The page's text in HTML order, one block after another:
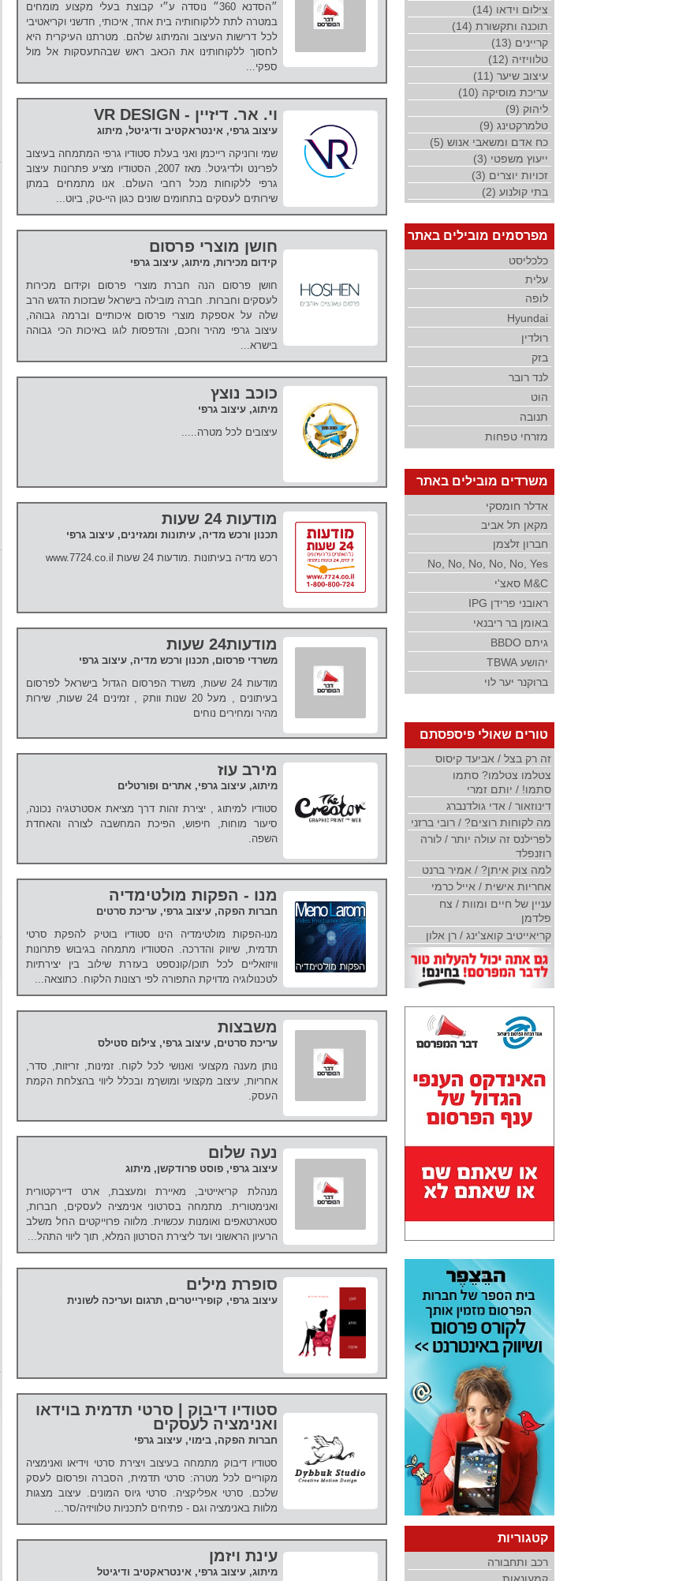
״הסדנא 360״ נוסדה ע״י קבוצת בעלי מקצוע מומחים
במטרה לתת ללקוחותיה בית אחד, איכותי, חדשני וקריאטיבי
לכל דרישות העיצוב והמיתוג שלהם. מטרתנו העיקרית היא
לחסוך ללקוחותינו את הכאב ראש שבהתעסקות אל מול
ספקי...
וי. אר. דיזיין - VR DESIGN
עיצוב גרפי, אינטראקטיב ודיגיטל, מיתוג
שמי ורוניקה רייכמן ואני בעלת סטודיו גרפי המתמחה בעיצוב
לפרינט ולדיגיטל. מאז 2007, הסטודיו מציע פתרונות עיצוב
גרפי ללקוחות מכל רחבי העולם. אנו מתמחים במתן
שירותים לעסקים בתחומים שונים כגון היי-טק, ביוט...
חושן מוצרי פרסום
קידום מכירות, מיתוג, עיצוב גרפי
חושן פרסום הנה חברת מוצרי פרסום וקידום מכירות
לעסקים וחברות. חברה מובילה בישראל שבזכות הדגש הרב
שלה על אספקת מוצרי פרסום איכותיים וברמה גבוהה,
עיצוב גרפי מהיר וחכם, והדפסות לוגו באיכות הכי גבוהה
בישרא...
כוכב נוצץ
מיתוג, עיצוב גרפי
עיצובים לכל מטרה.....
מודעות 24 שעות
תכנון ורכש מדיה, עיתונות ומגזינים, עיצוב גרפי
רכש מדיה בעיתונות .מודעות 24 שעות www.7724.co.il
מודעות24 שעות
משרדי פרסום, תכנון ורכש מדיה, עיצוב גרפי
מודעות 24 שעות, משרד הפרסום הגדול בישראל לפרסום
בעיתונים , מעל 20 שנות וותק , זמינים 24 שעות, שירות
מהיר ומחירים נוחים
מירב עוז
מיתוג, עיצוב גרפי, אתרים ופורטלים
סטודיו למיתוג , יצירת זהות דרך מציאת אסטרטגיה נכונה,
סיעור מוחות, חיפוש, הפיכת המחשבה לצורה והאחדת
השפה.
מנו - הפקות מולטימדיה
חברות הפקה, עיצוב גרפי, עריכת סרטים
מנו-הפקות מולטימדיה הינו סטודיו בוטיק להפקת סרטי
תדמית, שיווק והדרכה. הסטודיו מתמחה בגיבוש פתרונות
וויזואליים לכל תוכן/קונספט בעזרת שילוב בין יצירתיות
לטכנולוגיה מדויקת התפורה לפי רצונות הלקוח. כתוצאה...
משבצות
עריכת סרטים, עיצוב גרפי, צילום סטילס
נותן מענה מקצועי ואנושי לכל לקוח. זמינות, זריזות, סדר,
אחריות, עיצוב מקצועי ומושךמ ובכלל ליווי בהצלחת הקמת
העסק.
נעה שלום
עיצוב גרפי, פוסט פרודקשן, מיתוג
מנהלת קריאייטיב, מאיירת ומעצבת, ארט דיירקטורית
ואנימטורית. מתמחה בסרטוני אנימציה לעסקים, חברות,
סטארטאפים ואומנות עכשוית. מלווה פרוייקטים החל משלב
הרעיון הראשוני ועד ליצירת הסרטון המלא, תוך ליווי התהל...
סופרת מילים
עיצוב גרפי, קופירייטרים, תרגום ועריכה לשונית
סטודיו דיבוק | סרטי תדמית בוידאו
ואנימציה לעסקים
חברות הפקה, בימוי, עיצוב גרפי
סטודיו דיבוק מתמחה בעיצוב ויצירת סרטי וידיאו ואנימציה
מקוריים לכל מטרה: סרטי תדמית, הסברה ופרסום לעסק
שלכם. סרטי אפליקציה. סרטי גיוס המונים. עיצוב מצגות
מלוות באנימציה וגם - פתיחים לתכניות טלוויזיה/סר...
עינת ויזמן
מיתוג, עיצוב גרפי, אינטראקטיב ודיגיטל
צילום וידאו (14)
תוכנה ותקשורת (14)
קריינים (13)
טלוויזיה (12)
עיצוב שיער (11)
עריכת מוסיקה (10)
ליהוק (9)
טלמרקטינג (9)
כח אדם ומשאבי אנוש (5)
ייעוץ משפטי (3)
זכויות יוצרים (3)
בתי קולנוע (2)
מפרסמים מובילים באתר
כלכליסט
עלית
לופה
Hyundai
רולדין
בזק
לנד רובר
הוט
תנובה
מזרחי טפחות
משרדים מובילים באתר
אדלר חומסקי
מקאן תל אביב
חברון זלצמן
No, No, No, No, No, Yes
M&C סאצ'י
ראובני פרידן IPG
באומן בר ריבנאי
גיתם BBDO
יהושע TBWA
ברוקנר יער לוי
טורים שאולי פיספסתם
זה רק בצל / אביעד קיסוס
צטלמו צטלמו? סתמו
סתמו! / יותם זמרי
דינוזאור / אדי גולדנברג
מה לקוחות רוצים? / רובי ברזני
לפרילנס זה עולה יותר / לורה
רוזנפלד
למה צוק איתן? / אמיר ברנט
אחריות אישית / אייל כרמי
עניין של חיים ומוות / צח
פלדמן
קריאייטיב קואצ'ינג / רן אלון
קטגוריות
רכב ותחבורה